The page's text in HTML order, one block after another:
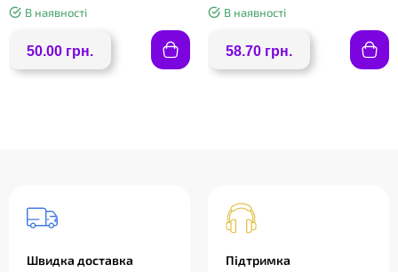
В наявності
50.00 грн.
В наявності
58.70 грн.
Швидка доставка Підтримка